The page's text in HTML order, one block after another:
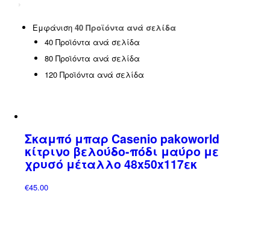
Uncategorized(2)
Αιώρες - Κούνιες(5)
Διακόσμηση (5)
Είδη ταξιδίου(0)
Έπιπλα(0)
ΟΜΠΡΕΛΕΣ(3)
Ομπρέλες Κήπου - Πισίνας - Βεράντας
ΠΑΝΙΑ & ΑΝΤΑΛΛΑΚΤΙΚΑ
Εμφάνιση 40 Προϊόντα ανά σελίδα
40 Προϊόντα ανά σελίδα
80 Προϊόντα ανά σελίδα
120 Προϊόντα ανά σελίδα
Σκαμπό μπαρ Casenio pakoworld
κίτρινο βελούδο-πόδι μαύρο με
χρυσό μέταλλο 48x50x117εκ
€45.00